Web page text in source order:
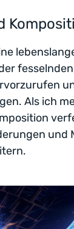
Als ich
und